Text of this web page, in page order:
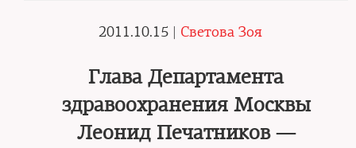
2011.10.15 | Светова Зоя
Глава Департамента
здравоохранения Москвы
Леонид Печатников —